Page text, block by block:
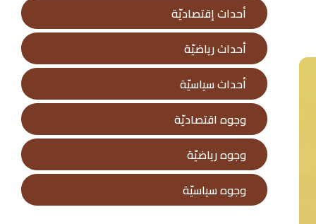
أحداث إقتصاديّة
أحداث رياضيّة
أحداث سياسيّة
وجوه اقتصاديّة
وجوه رياضيّة
وجوه سياسيّة